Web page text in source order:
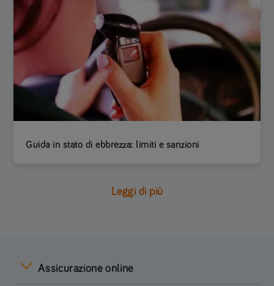
Guida in stato di ebbrezza: limiti e sanzioni
Leggi di più
Assicurazione online